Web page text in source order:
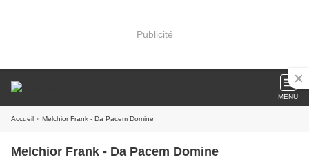
Publicité
MENU
Accueil » Melchior Frank - Da Pacem Domine
Melchior Frank - Da Pacem Domine